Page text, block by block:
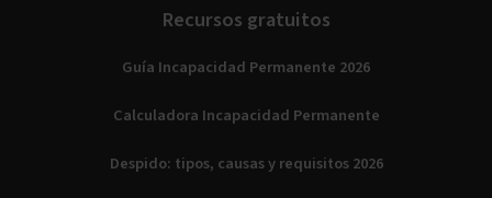
Recursos gratuitos
Guía Incapacidad Permanente 2026
Calculadora Incapacidad Permanente
Despido: tipos, causas y requisitos 2026